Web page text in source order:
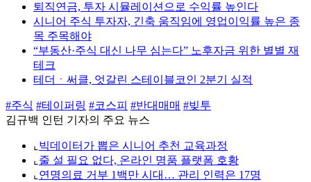
퇴직연금, 투자 시뮬레이션으로 수익률 높인다
시니어 주식 투자자, 긴축 움직임에 영업이익률 높은 종
목 주목해야
“부동산·주식 대신 나무 심는다” 노후자금 위한 별별 재
테크
테더ㆍ써클, 엇갈린 스테이블코인 2분기 실적
#주식 #테이퍼링 #코스피 #반대매매 #빚투
김규백 인턴 기자의 주요 뉴스
⌞ 빅데이터가 뽑은 시니어 추천 교육과정
⌞ 줄 설 필요 없다, 온라인 명품 플랫폼 호황
⌞ 연명의료 거부 1백만 시대… 관리 인력은 17명